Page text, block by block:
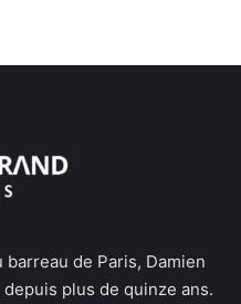
de Paris, Damien
depuis plus de quinze ans.